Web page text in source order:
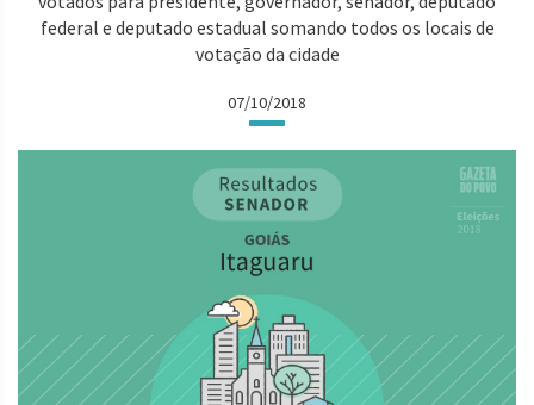
federal e deputado estadual somando todos os locais de
votação da cidade
07/10/2018